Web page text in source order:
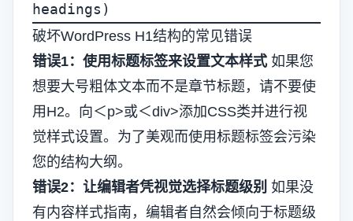
headings)
破坏WordPress H1结构的常见错误
错误1：使用标题标签来设置文本样式如果您
想要大号粗体文本而不是章节标题，请不要使
用H2。向＜p>或＜div>添加CSS类并进行视
觉样式设置。为了美观而使用标题标签会污染
您的结构大纲。
错误2：让编辑者凭视觉选择标题级别 如果没
有内容样式指南，编辑者自然会倾向于标题级